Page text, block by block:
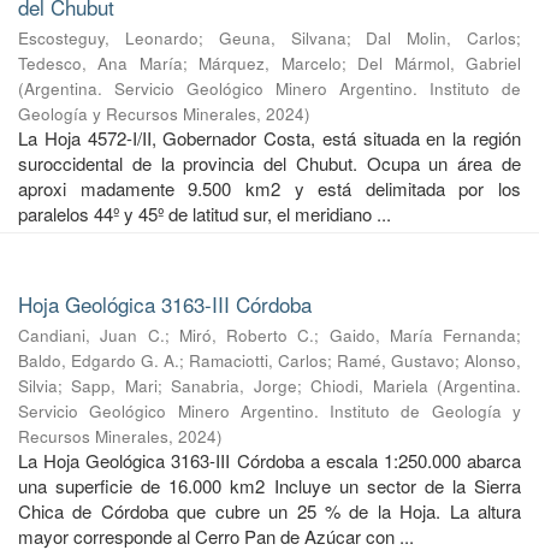
del Chubut
Escosteguy, Leonardo; Geuna, Silvana; Dal Molin, Carlos;
Tedesco, Ana María; Márquez, Marcelo; Del Mármol, Gabriel
(Argentina. Servicio Geológico Minero Argentino. Instituto de
Geología y Recursos Minerales, 2024)
La Hoja 4572-I/II, Gobernador Costa, está situada en la región
suroccidental de la provincia del Chubut. Ocupa un área de
aproxi madamente 9.500 km2 y está delimitada por los
paralelos 44º y 45º de latitud sur, el meridiano ...
Hoja Geológica 3163-III Córdoba
Candiani, Juan C.; Miró, Roberto C.; Gaido, María Fernanda;
Baldo, Edgardo G. A.; Ramaciotti, Carlos; Ramé, Gustavo; Alonso,
Silvia;Sapp, Mari;Sanabria, Jorge;Chiodi, Mariela (Argentina.
Servicio Geológico Minero Argentino. Instituto de Geología y
Recursos Minerales, 2024)
La Hoja Geológica 3163-III Córdoba a escala 1:250.000 abarca
una superficie de 16.000 km2 Incluye un sector de la Sierra
Chica de Córdoba que cubre un 25 % de la Hoja. La altura
mayor corresponde al Cerro Pan de Azúcar con ...